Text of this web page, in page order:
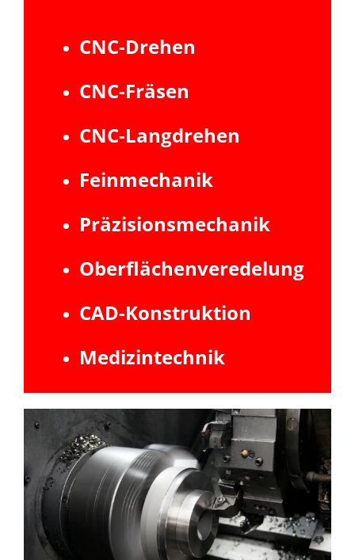
CNC-Drehen
CNC-Fräsen
CNC-Langdrehen
Feinmechanik
Präzisionsmechanik
Oberflächenveredelung
CAD-Konstruktion
Medizintechnik